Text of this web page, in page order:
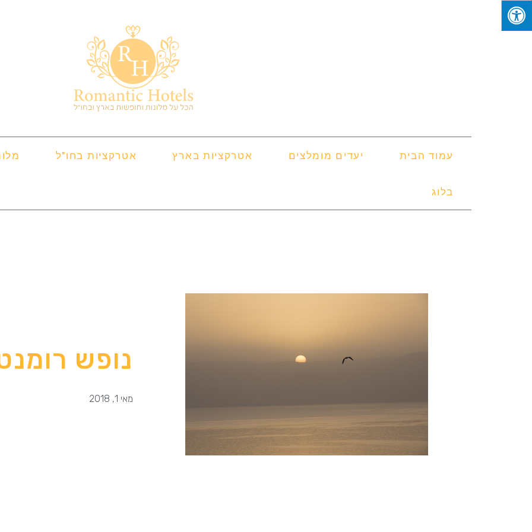
עמוד הבית יעדים מומלצים אטרקציות בארץ אטרקציות בחו"ל
בלוג
נופש
מאי 1, 2018